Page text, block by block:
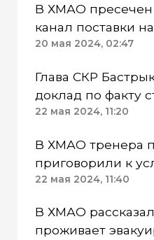
В ХМАО
канал поставки
средств в
20 мая 2024, 02:47
Глава СКР
доклад по факту
в ХМАО
22 мая 2024, 11:20
В ХМАО тренера
приговорили к
халатность
22 мая 2024, 11:40
В ХМАО
проживает